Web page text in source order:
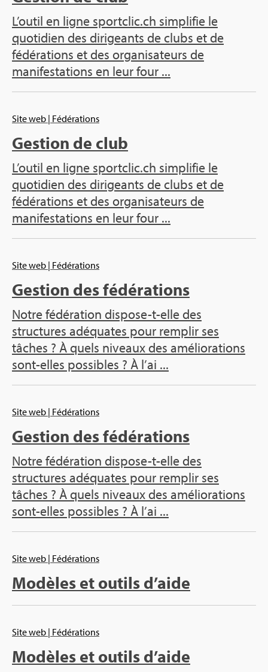
L’outil en ligne sportclic.ch simplifie le
quotidien des dirigeants de clubs et de
fédérations et des organisateurs de
manifestations en leur four ...
Site web | Fédérations
Gestion de club
L’outil en ligne sportclic.ch simplifie le
quotidien des dirigeants de clubs et de
fédérations et des organisateurs de
manifestations en leur four ...
Site web | Fédérations
Gestion des fédérations
Notre fédération dispose-t-elle des
structures adéquates pour remplir ses
tâches ? À quels niveaux des améliorations
sont-elles possibles ? À l’ai ...
Site web | Fédérations
Gestion des fédérations
Notre fédération dispose-t-elle des
structures adéquates pour remplir ses
tâches ? À quels niveaux des améliorations
sont-elles possibles ? À l’ai ...
Site web | Fédérations
Modèles et outils d’aide
Site web | Fédérations
Modèles et outils d’aide